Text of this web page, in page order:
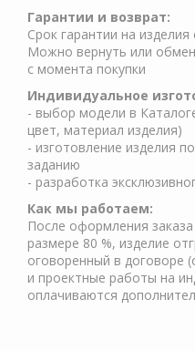
Гарантии и возврат:
Срок гарантии на
Можно вернуть или
с момента покупки
Индивидуальное
- выбор модели в
цвет, материал изделия)
- изготовление изделия
заданию
- разработка
Как мы работаем:
После оформления
размере 80 %, изделие
оговоренный в договоре
и проектные работы на
оплачиваются